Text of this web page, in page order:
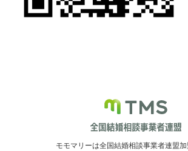
モモマリーは全国結婚相談事業者連盟加